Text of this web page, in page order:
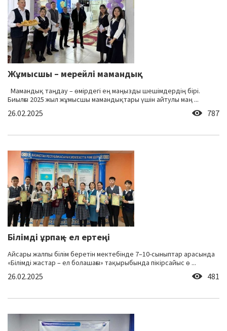
Жұмысшы – мерейлі мамандық
Мамандық таңдау – өмірдегі ең маңызды шешімдердің бірі.
Биылғы 2025 жыл жұмысшы мамандықтары үшін айтулы маң ...
26.02.2025 787
Білімді ұрпақ – ел ертеңі
Айсары жалпы білім беретін мектебінде 7–10-сыныптар арасында
«Білімді жастар – ел болашағы» тақырыбында пікірсайыс ө ...
26.02.2025 481